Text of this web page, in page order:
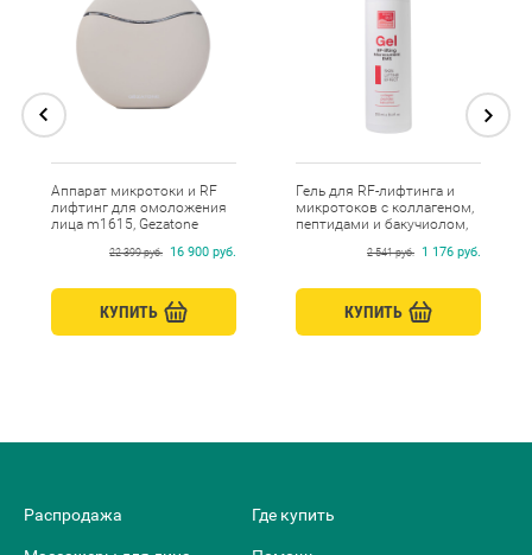
Аппарат микротоки и RF
лифтинг для омоложения
лица m1615, Gezatone
22 399 руб. 16 900 руб.
КУПИТЬ
Гель для RF-лифтинга и
микротоков с коллагеном,
пептидами и бакучиолом,
2 541 руб. 1 176 руб.
КУПИТЬ
Распродажа Где купить